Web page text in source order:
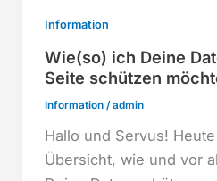
Information
Wie(so) ich Deine
Seite schützen
Information/admin
Hallo und Servus!
Übersicht, wie und vor